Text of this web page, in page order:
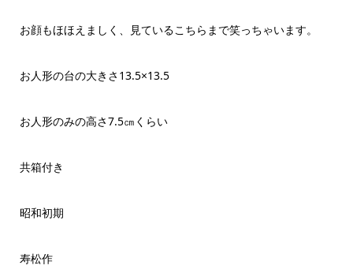
お顔もほほえましく、見ているこちらまで笑っちゃいます。
お人形の台の大きさ13.5×13.5
お人形のみの高さ7.5㎝くらい
共箱付き
昭和初期
寿松作